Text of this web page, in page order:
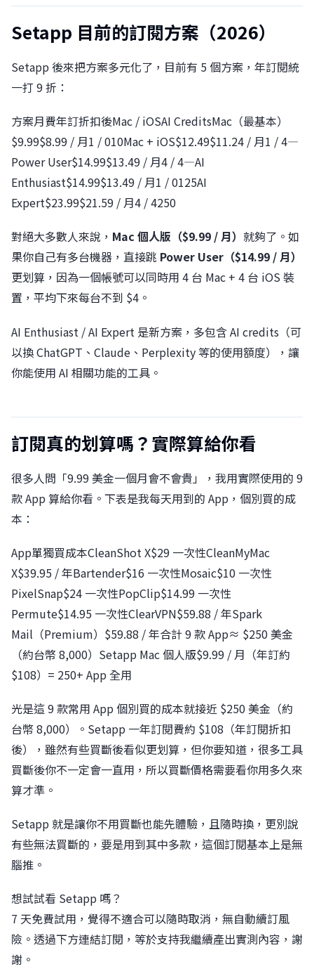
Setapp 目前的訂閱方案（2026）
Setapp 後來把方案多元化了，目前有 5 個方案，年訂閱統
一打 9 折：
方案月費年訂折扣後Mac / iOSAI CreditsMac（最基本）
$9.99$8.99 / 月1 / 010Mac + iOS$12.49$11.24 / 月1 / 4—
Power User$14.99$13.49 / 月4 / 4—AI
Enthusiast$14.99$13.49 / 月1 / 0125AI
Expert$23.99$21.59 / 月4 / 4250
對絕大多數人來說， Mac 個人版（$9.99 / 月） 就夠了。如
果你自己有多台機器，直接跳 Power User（$14.99 / 月）
更划算，因為一個帳號可以同時用 4 台 Mac + 4 台 iOS 裝
置，平均下來每台不到 $4。
AI Enthusiast / AI Expert 是新方案，多包含 AI credits（可
以換 ChatGPT、Claude、Perplexity 等的使用額度），讓
你能使用 AI 相關功能的工具。
訂閱真的划算嗎？實際算給你看
很多人問「9.99 美金一個月會不會貴」，我用實際使用的 9
款 App 算給你看。下表是我每天用到的 App，個別買的成
本：
App單獨買成本CleanShot X$29 一次性CleanMyMac
X$39.95 / 年Bartender$16 一次性Mosaic$10 一次性
PixelSnap$24 一次性PopClip$14.99 一次性
Permute$14.95 一次性ClearVPN$59.88 / 年Spark
Mail（Premium）$59.88 / 年合計 9 款 App≈ $250 美金
（約台幣 8,000）Setapp Mac 個人版$9.99 / 月（年訂約
$108）= 250+ App 全用
光是這 9 款常用 App 個別買的成本就接近 $250 美金（約
台幣 8,000）。Setapp 一年訂閱費約 $108（年訂閱折扣
後），雖然有些買斷後看似更划算，但你要知道，很多工具
買斷後你不一定會一直用，所以買斷價格需要看你用多久來
算才準。
Setapp 就是讓你不用買斷也能先體驗，且隨時換，更別說
有些無法買斷的，要是用到其中多款，這個訂閱基本上是無
腦推。
想試試看 Setapp 嗎？
7 天免費試用，覺得不適合可以隨時取消，無自動續訂風
險。透過下方連結訂閱，等於支持我繼續產出實測內容，謝
謝。